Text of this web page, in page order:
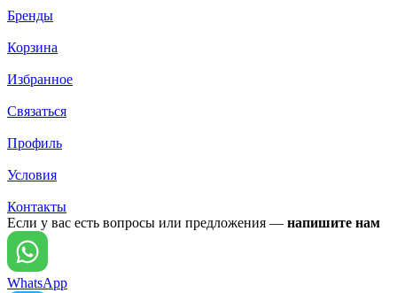
Бренды
Корзина
Избранное
Связаться
Профиль
Условия
Контакты
Если у вас есть вопросы или предложения — напишите нам
WhatsApp